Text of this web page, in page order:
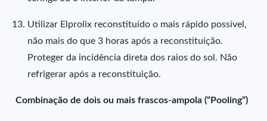
Utilizar Elprolix reconstituído o mais rápido possível,
não mais do que 3 horas após a reconstituição.
Proteger da incidência direta dos raios do sol. Não
refrigerar após a reconstituição.
Combinação de dois ou mais frascos-ampola (“Pooling”)